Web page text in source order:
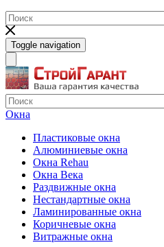
Toggle navigation
Окна
Пластиковые окна
Алюминиевые окна
Окна Rehau
Окна Века
Раздвижные окна
Нестандартные окна
Ламинированные окна
Коричневые окна
Витражные окна